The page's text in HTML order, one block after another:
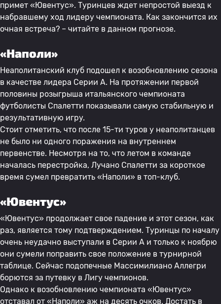
примет «Ювентус». Туринцев ждет непростой выезд к
набравшему ход лидеру чемпионата. Как закончится их
очная встреча? – читайте в данном прогнозе.
«Наполи»
Неаполитанский клуб подошел к возобновлению сезона
в качестве лидера Серии А. На протяжении первой
половины розыгрыша итальянского чемпионата
футболисты Спалетти показывали самую стабильную и
результативную игру.
Стоит отметить, что после 15-ти туров у неаполитанцев
не было ни одного поражения на внутреннем
первенстве. Несмотря на то, что летом в команде
началась перестройка, Лучано Спалетти за короткое
время сумел превратить «Наполи» в топ-клуб.
«Ювентус»
«Ювентус» продолжает свое падение и этот сезон, как
раз, является тому подтверждением. Туринцы по началу
очень неудачно выступали в Серии А и только к ноябрю
они сумели поправить свое положение в турнирной
таблице. Сейчас подопечные Массимилиано Аллегри
борются за путевку в Лигу чемпионов.
Однако к возобновлению чемпионата «Ювентус»
отставал от «Наполи» аж на десять очков. Достать в